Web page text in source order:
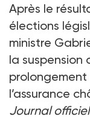
Après le
élections
ministre
la suspension
l’assurance
Journal